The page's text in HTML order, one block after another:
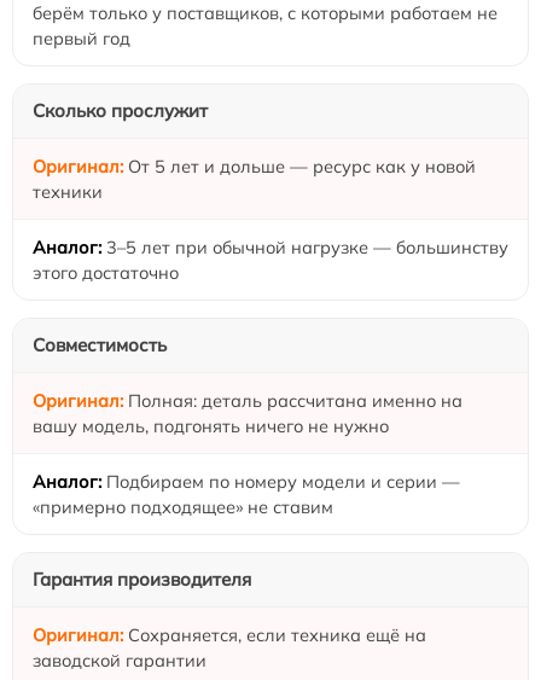
берём только у поставщиков, с которыми работаем не
первый год
Сколько прослужит
От 5 лет и дольше — ресурс как у новой
техники
3–5 лет при обычной нагрузке — большинству
этого достаточно
Совместимость
Полная: деталь рассчитана именно на
вашу модель, подгонять ничего не нужно
Подбираем по номеру модели и серии —
«примерно подходящее» не ставим
Гарантия производителя
Сохраняется, если техника ещё на
заводской гарантии